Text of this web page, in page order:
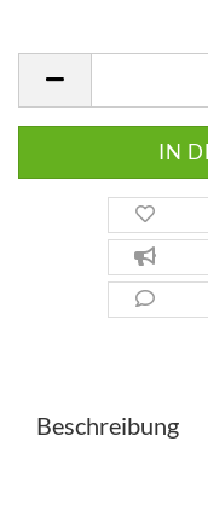
Beschreibung